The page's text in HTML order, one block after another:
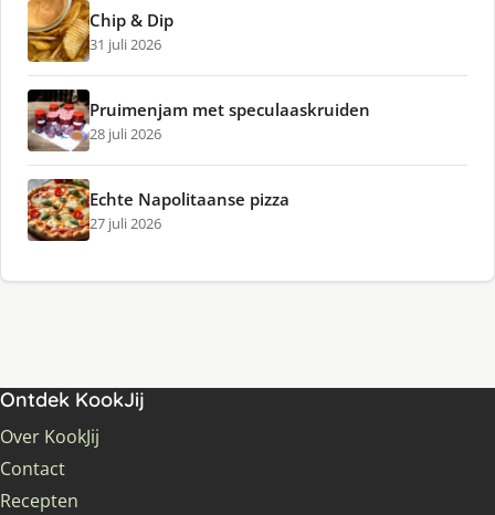
Chip & Dip
31 juli 2026
Pruimenjam met speculaaskruiden
28 juli 2026
Echte Napolitaanse pizza
27 juli 2026
Ontdek KookJij
Over KookJij
Contact
Recepten